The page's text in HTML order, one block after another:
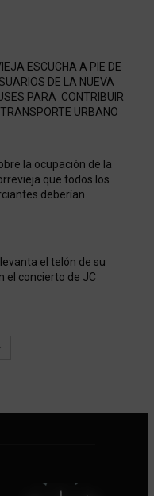
ESCUCHA A PIE DE
DE LA NUEVA
PARA CONTRIBUIR
URBANO
la ocupación de la
que todos los
deberían
el telón de su
el concierto de JC